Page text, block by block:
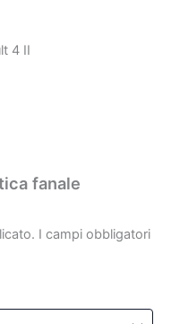
4 II
fanale
I campi obbligatori